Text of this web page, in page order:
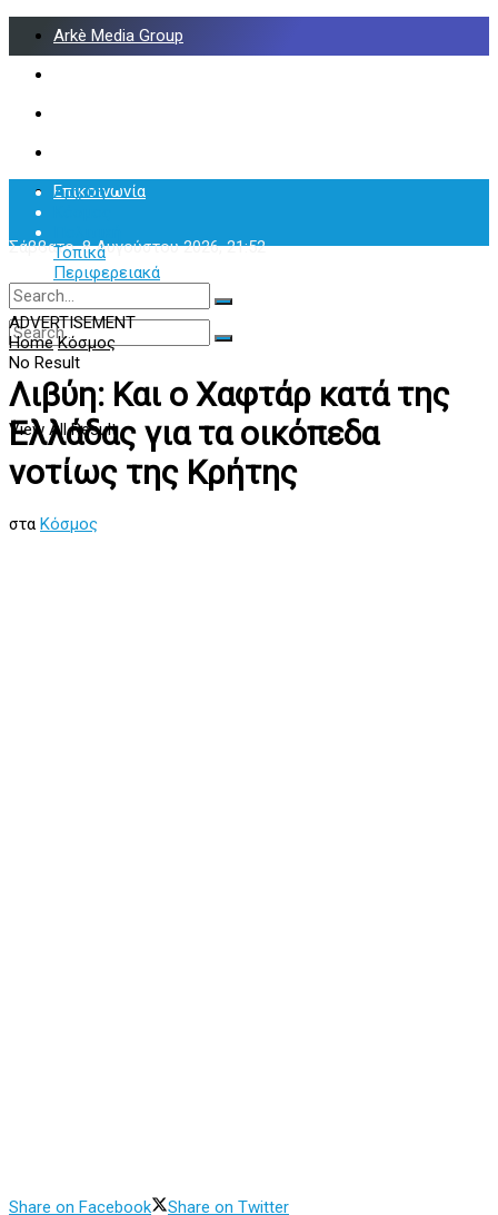
Arkè Media Group
Επικοινωνία
Σάββατο, 8 Αυγούστου 2026, 21:52
Αρχική
Τοπικά
Περιφερειακά
Υγεία
No Result
View All Result
No Result
View All Result
ADVERTISEMENT
Home Κόσμος
Λιβύη: Και ο Χαφτάρ κατά της
Ελλάδας για τα οικόπεδα
νοτίως της Κρήτης
στα Κόσμος
Share on Facebook Share on Twitter